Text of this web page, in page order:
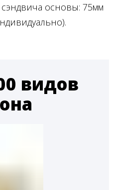
основы: 75мм
видов